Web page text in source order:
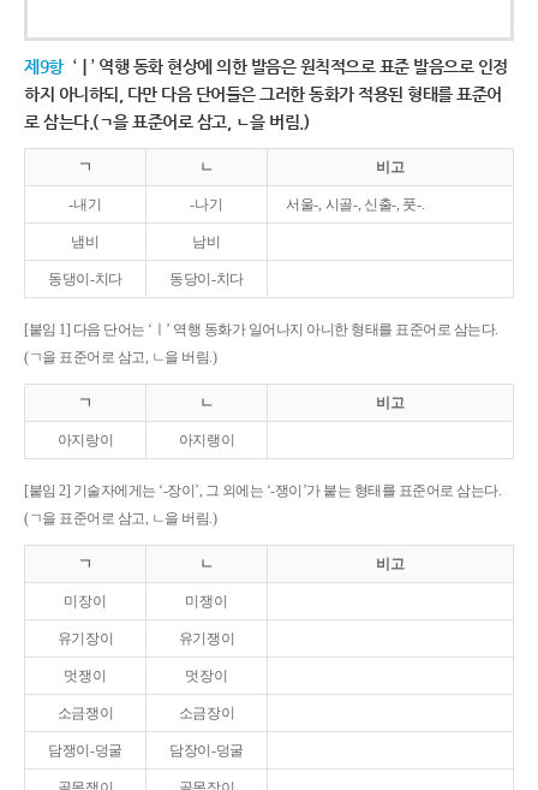
제9항 ‘ㅣ’ 역행 동화 현상에 의한 발음은 원칙적으로 표준 발음으로 인정
하지 아니하되, 다만 다음 단어들은 그러한 동화가 적용된 형태를 표준어
로 삼는다.(ㄱ을 표준어로 삼고, ㄴ을 버림.)
ㄱ ㄴ 비고
-내기 -나기 서울-, 시골-, 신출-, 풋-.
냄비 남비
동댕이-치다 동당이-치다
[붙임 1] 다음 단어는 ‘ㅣ’ 역행 동화가 일어나지 아니한 형태를 표준어로 삼는다.
(ㄱ을 표준어로 삼고, ㄴ을 버림.)
ㄱ ㄴ 비고
아지랑이 아지랭이
[붙임 2] 기술자에게는 ‘-장이’, 그 외에는 ‘-쟁이’가 붙는 형태를 표준어로 삼는다.
(ㄱ을 표준어로 삼고, ㄴ을 버림.)
ㄱ ㄴ 비고
미장이 미쟁이
유기장이 유기쟁이
멋쟁이 멋장이
소금쟁이 소금장이
담쟁이-덩굴 담장이-덩굴